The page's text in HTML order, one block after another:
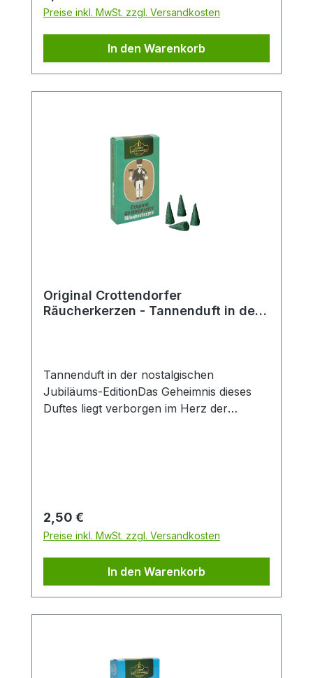
Gewürze und der Süße marokkanischer
Rosen.Packungsinhalt: 24
StückDuftrichtung: OpiumGröße: M
Preise inkl. MwSt. zzgl. Versandkosten
In den Warenkorb
Original Crottendorfer
Räucherkerzen - Tannenduft in der
Tannenduft in der nostalgischen
Jubiläums-EditionDas Geheimnis dieses
Duftes liegt verborgen im Herz der
einem knackigen Feuer im Kamin werden
und lehnen Sie sich entspannt
zurück.Packungsinhalt: 24
StückDuftrichtung: Nostalgie
TannenduftGröße: M
Regulärer Preis:
2,50 €
Preise inkl. MwSt. zzgl. Versandkosten
In den Warenkorb